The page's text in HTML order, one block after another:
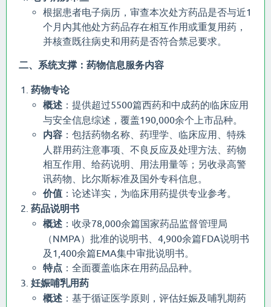
根据患者电子病历，审查本次处方药品是否与近1
个月内其他处方药品存在相互作用或重复用药，
并核查既往病史和用药是否符合禁忌要求。
二、系统支撑：药物信息服务内容
药物专论
概述 ：提供超过5500篇西药和中成药的临床应用
与安全信息综述，覆盖190,000余个上市品种。
内容 ：包括药物名称、药理学、临床应用、特殊
人群用药注意事项、不良反应及处理方法、药物
相互作用、给药说明、用法用量等；另收录高警
讯药物、比尔斯标准及国外专科信息。
价值 ：论述详实，为临床用药提供专业参考。
药品说明书
概述 ：收录78,000余篇国家药品监督管理局
（NMPA）批准的说明书、4,900余篇FDA说明书
及1,400余篇EMA集中审批说明书。
特点 ：全面覆盖临床在用药品品种。
妊娠哺乳用药
概述 ：基于循证医学原则，评估妊娠及哺乳期药